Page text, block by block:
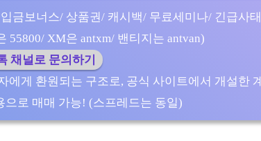
금보너스/ 상품권/ 캐시백/ 무료세미나/ 긴급사태
55800/ XM은 antxm/ 밴티지는 antvan)
채널로 문의하기
게 환원되는 구조로, 공식 사이트에서 개설한 계
으로 매매 가능! (스프레드는 동일)